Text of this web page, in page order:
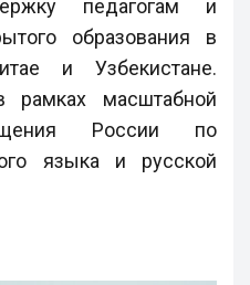
педагогам и
образования в
и Узбекистане.
рамках масштабной
России по
языка и русской